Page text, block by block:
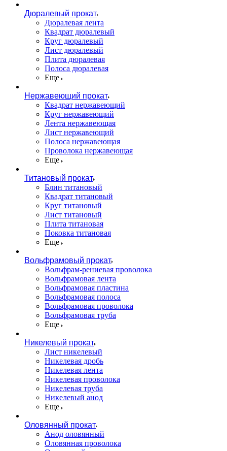
Дюралевый прокат
Дюралевая лента
Квадрат дюралевый
Круг дюралевый
Лист дюралевый
Плита дюралевая
Полоса дюралевая
Еще
Нержавеющий прокат
Квадрат нержавеющий
Круг нержавеющий
Лента нержавеющая
Лист нержавеющий
Полоса нержавеющая
Проволока нержавеющая
Еще
Титановый прокат
Блин титановый
Квадрат титановый
Круг титановый
Лист титановый
Плита титановая
Поковка титановая
Еще
Вольфрамовый прокат
Вольфрам-рениевая проволока
Вольфрамовая лента
Вольфрамовая пластина
Вольфрамовая полоса
Вольфрамовая проволока
Вольфрамовая труба
Еще
Никелевый прокат
Лист никелевый
Никелевая дробь
Никелевая лента
Никелевая проволока
Никелевая труба
Никелевый анод
Еще
Оловянный прокат
Анод оловянный
Оловянная проволока